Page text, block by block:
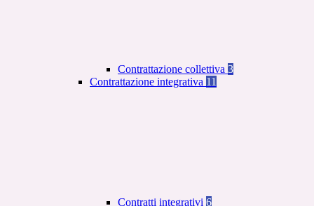
Contrattazione collettiva 3
Contrattazione integrativa 11
Contratti integrativi 6